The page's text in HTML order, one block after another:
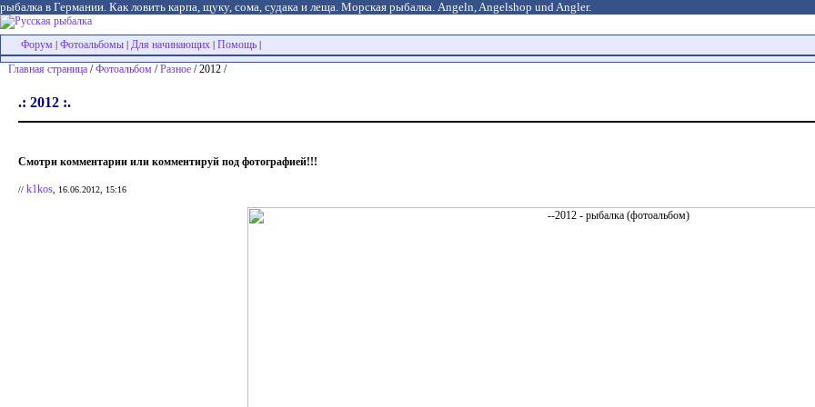
рыбалка в Германии. Как ловить карпа, щуку, сома, судака и леща. Морская рыбалка. Angeln, Angelshop und Angler.
Форум
Фотоальбомы Для начинающих Помощь
Главная страница /Фотоальбом /Разное / 2012 /
.: 2012 :.
Смотри комментарии или комментируй под фотографией!!!
// k1kos , 16.06.2012, 15:16